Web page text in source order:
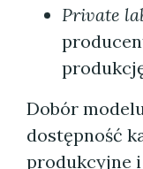
Private
Dobór
dostępność
produkcyjne